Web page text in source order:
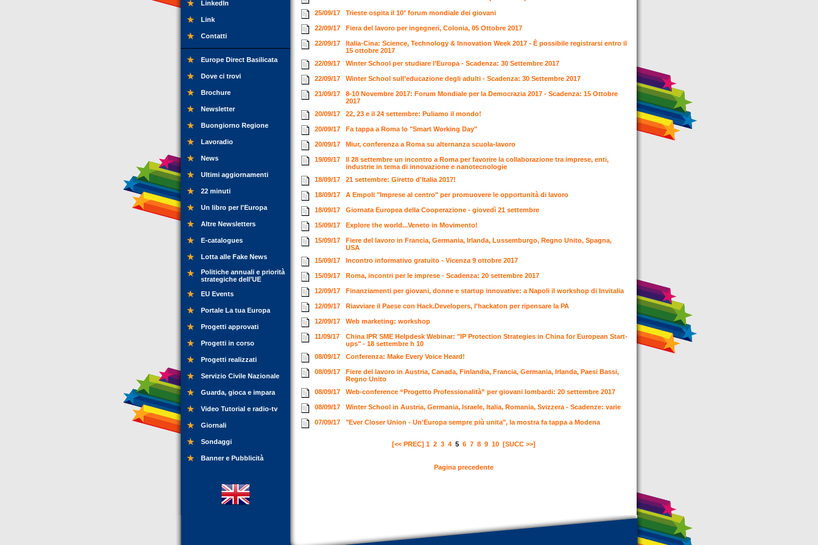
LinkedIn
Link
Contatti
Europe Direct Basilicata
Dove ci trovi
Brochure
Newsletter
Buongiorno Regione
Lavoradio
News
Ultimi aggiornamenti
22 minuti
Un libro per l'Europa
Altre Newsletters
E-catalogues
Lotta alle Fake News
Politiche annuali e priorità
strategiche dell’UE
EU Events
Portale La tua Europa
Progetti approvati
Progetti in corso
Progetti realizzati
Servizio Civile Nazionale
Guarda, gioca e impara
Video Tutorial e radio-tv
Giornali
Sondaggi
Banner e Pubblicità
25/09/17 Trieste ospita il 10° forum mondiale dei giovani
22/09/17 Fiera del lavoro per ingegneri, Colonia, 05 Ottobre 2017
22/09/17
Italia-Cina: Science, Technology & Innovation Week 2017 - È possibile registrarsi entro il
15 ottobre 2017
22/09/17
Winter School per studiare l’Europa - Scadenza: 30 Settembre 2017
22/09/17 Winter School sull’educazione degli adulti - Scadenza: 30 Settembre 2017
21/09/17
8-10 Novembre 2017: Forum Mondiale per la Democrazia 2017 - Scadenza: 15 Ottobre
2017
20/09/17
22, 23 e il 24 settembre: Puliamo il mondo!
20/09/17 Fa tappa a Roma lo "Smart Working Day"
20/09/17 Miur, conferenza a Roma su alternanza scuola-lavoro
19/09/17
Il 28 settembre un incontro a Roma per favorire la collaborazione tra imprese, enti,
industrie in tema di innovazione e nanotecnologie
18/09/17
21 settembre: Giretto d'Italia 2017!
18/09/17 A Empoli "Imprese al centro" per promuovere le opportunità di lavoro
18/09/17 Giornata Europea della Cooperazione - giovedì 21 settembre
15/09/17 Explore the world...Veneto in Movimento!
15/09/17
Fiere del lavoro in Francia, Germania, Irlanda, Lussemburgo, Regno Unito, Spagna,
USA
15/09/17
Incontro informativo gratuito - Vicenza 9 ottobre 2017
15/09/17 Roma, incontri per le imprese - Scadenza: 20 settembre 2017
12/09/17 Finanziamenti per giovani, donne e startup innovative: a Napoli il workshop di Invitalia
12/09/17 Riavviare il Paese con Hack.Developers, l'hackaton per ripensare la PA
12/09/17 Web marketing: workshop
11/09/17
China IPR SME Helpdesk Webinar: "IP Protection Strategies in China for European Start-
ups" - 18 settembre h 10
08/09/17
Conferenza: Make Every Voice Heard!
08/09/17
Fiere del lavoro in Austria, Canada, Finlandia, Francia, Germania, Irlanda, Paesi Bassi,
Regno Unito
08/09/17
Web-conference “Progetto Professionalità” per giovani lombardi: 20 settembre 2017
08/09/17 Winter School in Austria, Germania, Israele, Italia, Romania, Svizzera - Scadenze: varie
07/09/17 "Ever Closer Union - Un'Europa sempre più unita", la mostra fa tappa a Modena
[<< PREC] 1 2 3 4 5 6 7 8 9 10 [SUCC >>]
Pagina precedente